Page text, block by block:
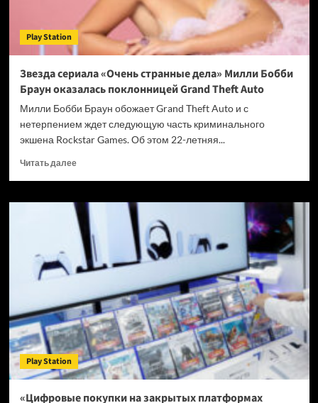
Play Station
Звезда сериала «Очень странные дела» Милли Бобби
Браун оказалась поклонницей Grand Theft Auto
Милли Бобби Браун обожает Grand Theft Auto и с
нетерпением ждет следующую часть криминального
экшена Rockstar Games. Об этом 22-летняя...
Читать далееПрочитать
Звезда
сериала
«Очень
странные
дела»
Милли
Браун
оказалась
поклонницей
Grand
Theft
Auto
Play Station
«Цифровые покупки на закрытых платформах